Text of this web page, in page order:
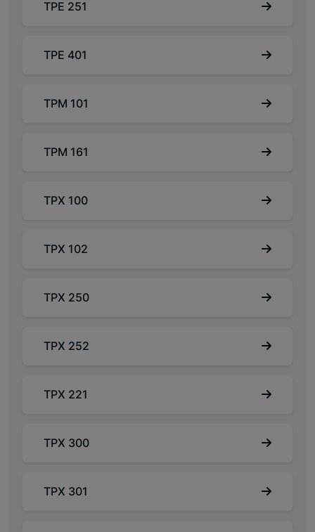
TPE 251
TPE 401
TPM 101
TPM 161
TPX 100
TPX 102
TPX 250
TPX 252
TPX 221
TPX 300
TPX 301